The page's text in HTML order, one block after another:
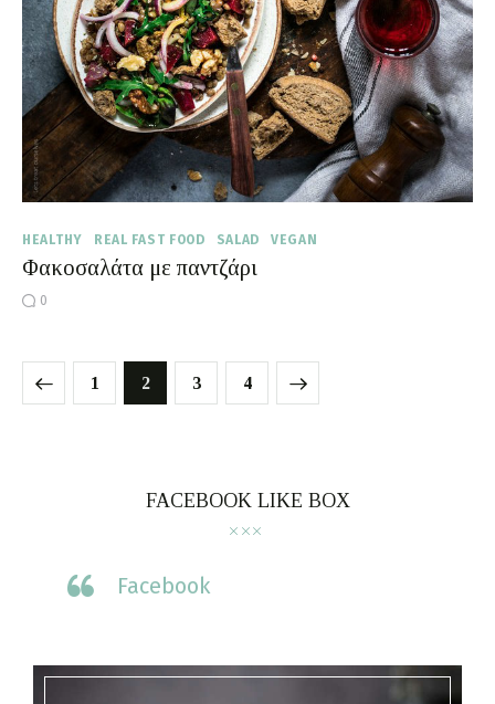
HEALTHY REAL FAST FOOD SALAD VEGAN
Φακοσαλάτα με παντζάρι
0
1 2 3 4
FACEBOOK LIKE BOX
Facebook